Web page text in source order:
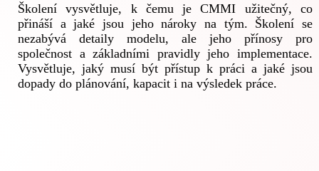
Školení vysvětluje, k čemu je CMMI užitečný, co
přináší a jaké jsou jeho nároky na tým. Školení se
nezabývá detaily modelu, ale jeho přínosy pro
společnost a základními pravidly jeho implementace.
Vysvětluje, jaký musí být přístup k práci a jaké jsou
dopady do plánování, kapacit i na výsledek práce.